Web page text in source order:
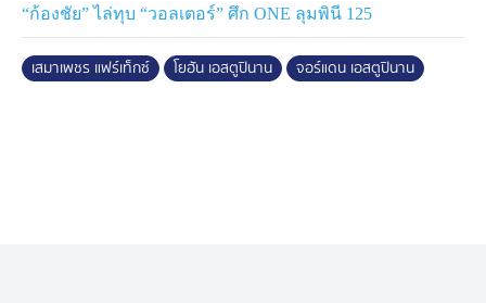
“ฝากแฟนมวยชาวไทยให้จับตามองติดตามโยฮัน - จอร์แดน
ให้ดี ฝาแฝดคู่นี้มีอนาคตไกลในเส้นทางการต่อสู้แน่นอน ทั้ง
สองคนมีความมานะและมุ่งมั่น เวลาซ้อมเขาตั้งใจมาก นัก
“ก้องชัย” ไล่ทุบ “วอลเตอร์” ศึก ONE ลุมพินี 125
เสมาเพชร แฟร์เท็กซ์ โยฮัน เอสตูปินาน จอร์แดน เอสตูปินาน